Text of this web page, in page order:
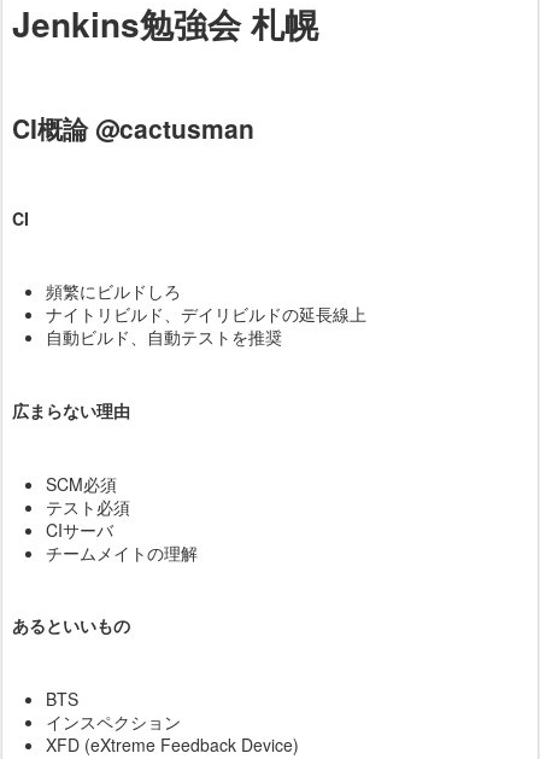
Jenkins勉強会 札幌
CI概論 @cactusman
CI
頻繁にビルドしろ
ナイトリビルド、デイリビルドの延長線上
自動ビルド、自動テストを推奨
広まらない理由
SCM必須
テスト必須
CIサーバ
チームメイトの理解
あるといいもの
BTS
インスペクション
XFD (eXtreme Feedback Device)